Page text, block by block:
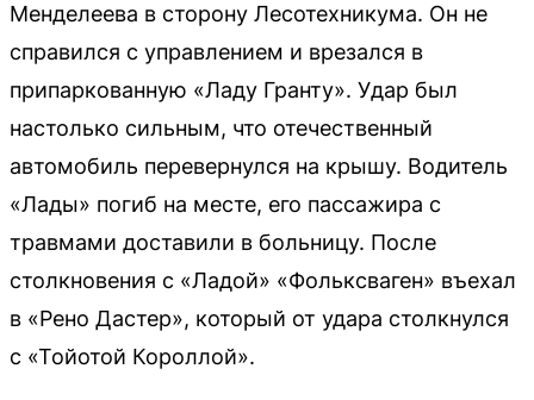
Менделеева в сторону Лесотехникума. Он не
справился с управлением и врезался в
припаркованную «Ладу Гранту». Удар был
настолько сильным, что отечественный
автомобиль перевернулся на крышу. Водитель
«Лады» погиб на месте, его пассажира с
травмами доставили в больницу. После
столкновения с «Ладой» «Фольксваген» въехал
в «Рено Дастер», который от удара столкнулся
с «Тойотой Короллой».